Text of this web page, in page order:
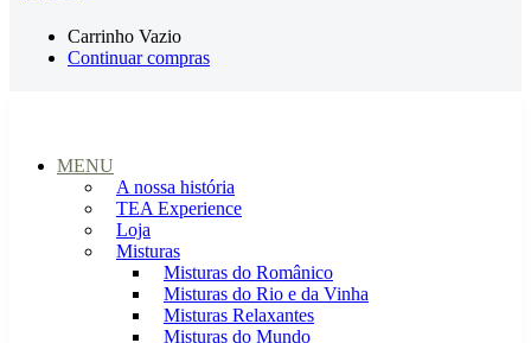
Carrinho Vazio
Continuar compras
MENU
A nossa história
TEA Experience
Loja
Misturas
Misturas do Românico
Misturas do Rio e da Vinha
Misturas Relaxantes
Misturas do Mundo